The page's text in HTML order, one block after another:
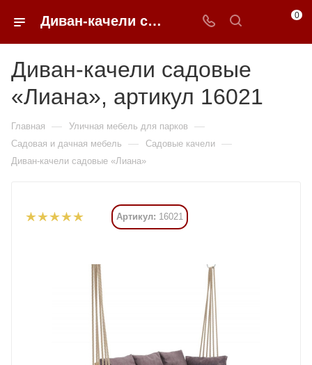
Диван-качели садовые «Лиана» купить в Москве от 44 504 ₽ - 0FFER 0
Диван-качели садовые
«Лиана», артикул 16021
Главная — Уличная мебель для парков —
Садовая и дачная мебель — Садовые качели —
Диван-качели садовые «Лиана»
Артикул: 16021